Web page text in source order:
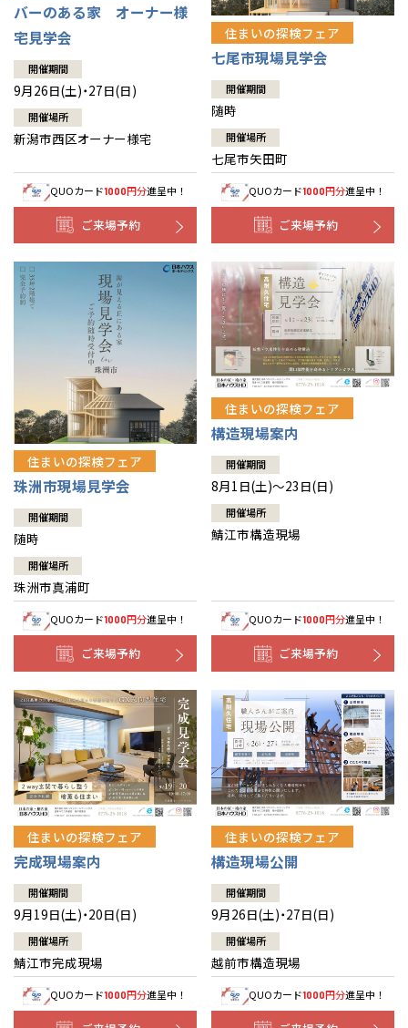
バーのある家 オーナー様
宅見学会
開催期間
9月26日(土)・27日(日)
開催場所
新潟市西区オーナー様宅
QUOカード1000円分進呈中！
ご来場予約
住まいの探検フェア
七尾市現場見学会
開催期間
随時
開催場所
七尾市矢田町
QUOカード1000円分進呈中！
ご来場予約
住まいの探検フェア
珠洲市現場見学会
開催期間
随時
開催場所
珠洲市真浦町
QUOカード1000円分進呈中！
ご来場予約
住まいの探検フェア
構造現場案内
開催期間
8月1日(土)～23日(日)
開催場所
鯖江市構造現場
QUOカード1000円分進呈中！
ご来場予約
住まいの探検フェア
完成現場案内
開催期間
9月19日(土)・20日(日)
開催場所
鯖江市完成現場
QUOカード1000円分進呈中！
住まいの探検フェア
構造現場公開
開催期間
9月26日(土)・27日(日)
開催場所
越前市構造現場
QUOカード1000円分進呈中！